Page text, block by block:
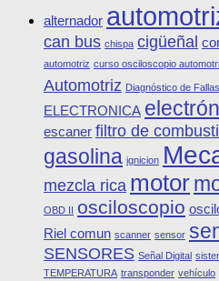
alternador
can bus chispa cigüeñal
automotriz curso osciloscopio
Automotriz Diagnóstico de
ELECTRONICA
escaner filtro de
gasolina ignicion
mezcla rica motor
OBD II osciloscopio
Riel comun scanner sensor
SENSORES Señal Digital
TEMPERATURA transponder vehículo